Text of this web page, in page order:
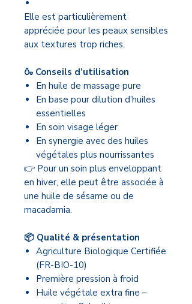
Elle est particulièrement
appréciée pour les peaux sensibles
aux textures trop riches.
🍶 Conseils d’utilisation
En huile de massage pure
En base pour dilution d’huiles
essentielles
En soin visage léger
En synergie avec des huiles
végétales plus nourrissantes
👉 Pour un soin plus enveloppant
en hiver, elle peut être associée à
une huile de sésame ou de
macadamia.
📦 Qualité & présentation
Agriculture Biologique Certifiée
(FR-BIO-10)
Première pression à froid
Huile végétale extra fine –